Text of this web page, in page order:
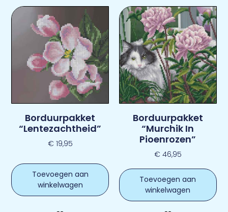
Borduurpakket
“Lentezachtheid”
€ 19,95
Toevoegen aan
winkelwagen
Borduurpakket
“Murchik In
Pioenrozen”
€ 46,95
Toevoegen aan
winkelwagen